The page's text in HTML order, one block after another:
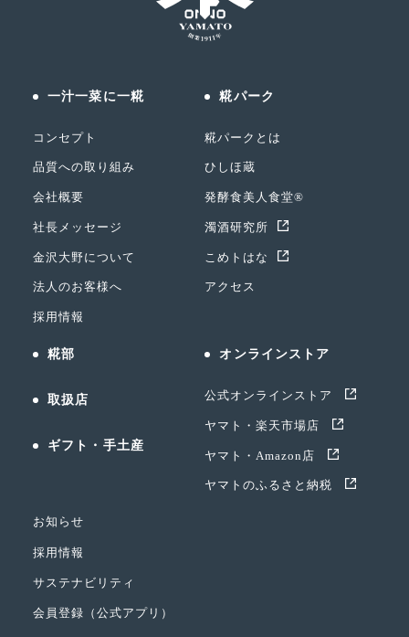
一汁一菜に一糀
コンセプト
品質への取り組み
会社概要
社長メッセージ
金沢大野について
法人のお客様へ
採用情報
糀パーク
糀パークとは
ひしほ蔵
発酵食美人食堂®
濁酒研究所
こめトはな
アクセス
糀部
取扱店
ギフト・手土産
オンラインストア
公式オンラインストア
ヤマト・楽天市場店
ヤマト・Amazon店
ヤマトのふるさと納税
お知らせ
採用情報
サステナビリティ
会員登録（公式アプリ）